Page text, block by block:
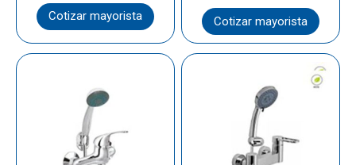
Cotizar mayorista Cotizar mayorista